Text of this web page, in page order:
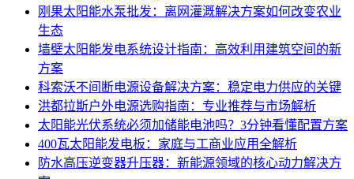
刚果太阳能水泵批发：离网灌溉解决方案如何改变农业
生态
墙壁太阳能发电系统设计指南：高效利用建筑空间的新
方案
科索沃不间断电源设备解决方案：稳定电力供应的关键
洪都拉斯户外电源选购指南：专业推荐与市场解析
太阳能光伏系统必须加储能电池吗？3分钟看懂配置方案
400瓦太阳能发电板：家庭与工商业应用全解析
防水高压逆变器升压器：新能源领域的核心动力解决方